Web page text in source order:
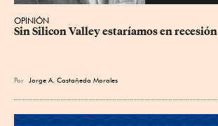
OPINIÓN
Sin Silicon Valley estaríamos en recesión
Por Jorge A. Castañeda Morales